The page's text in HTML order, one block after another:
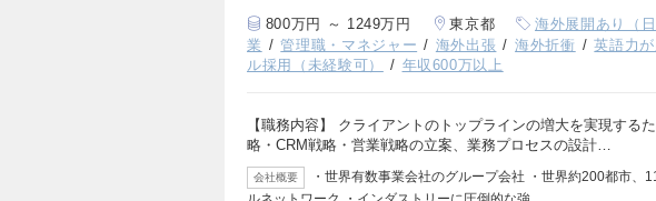
800万円 ～ 1249万円 東京都 海外展開あり（
業
管理職・マネジャー 海外出張 海外折衝 英語力
ル採用（未経験可）
年収600万以上
【職務内容】 クライアントのトップラインの増大を実現する
略・CRM戦略・営業戦略の立案、業務プロセスの設計…
会社概要
・世界有数事業会社のグループ会社 ・世界約200都市、